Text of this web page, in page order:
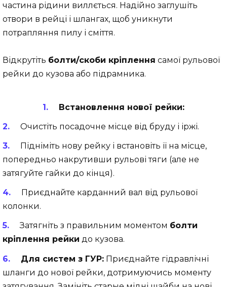
частина рідини виллється. Надійно заглушіть
отвори в рейці і шлангах, щоб уникнути
потрапляння пилу і сміття.
Відкрутіть болти/скоби кріплення самої рульової
рейки до кузова або підрамника.
Встановлення нової рейки:
Очистіть посадочне місце від бруду і іржі.
Підніміть нову рейку і встановіть її на місце,
попередньо накрутивши рульові тяги (але не
затягуйте гайки до кінця).
Приєднайте карданний вал від рульової
колонки.
Затягніть з правильним моментом болти
кріплення рейки до кузова.
Для систем з ГУР:Приєднайте гідравлічні
шланги до нової рейки, дотримуючись моменту